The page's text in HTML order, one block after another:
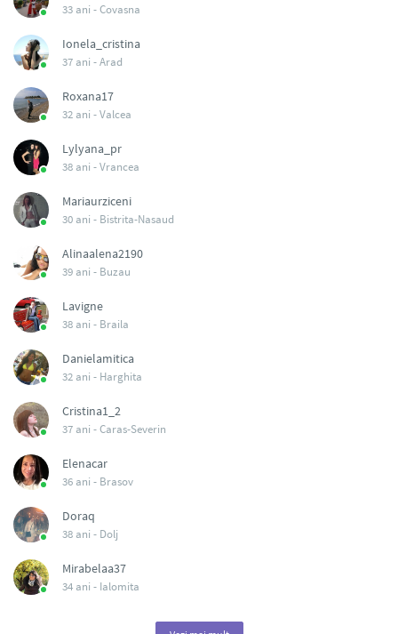
33 ani -Covasna
Ionela_cristina
37 ani -Arad
Roxana17
32 ani -Valcea
Lylyana_pr
38 ani -Vrancea
Mariaurziceni
30 ani - Bistrita-Nasaud
Alinaalena2190
39 ani - Buzau
Lavigne
38 ani - Braila
Danielamitica
32 ani - Harghita
Cristina1_2
37 ani -Caras-Severin
Elenacar
36 ani - Brasov
Doraq
38 ani - Dolj
Mirabelaa37
34 ani - Ialomita